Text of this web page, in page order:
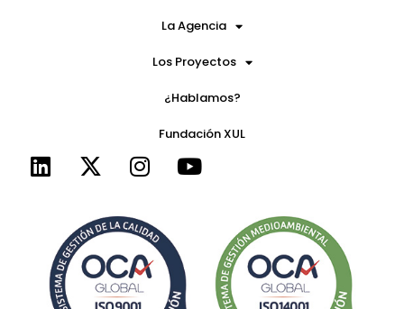
La Agencia
Los Proyectos
¿Hablamos?
Fundación XUL